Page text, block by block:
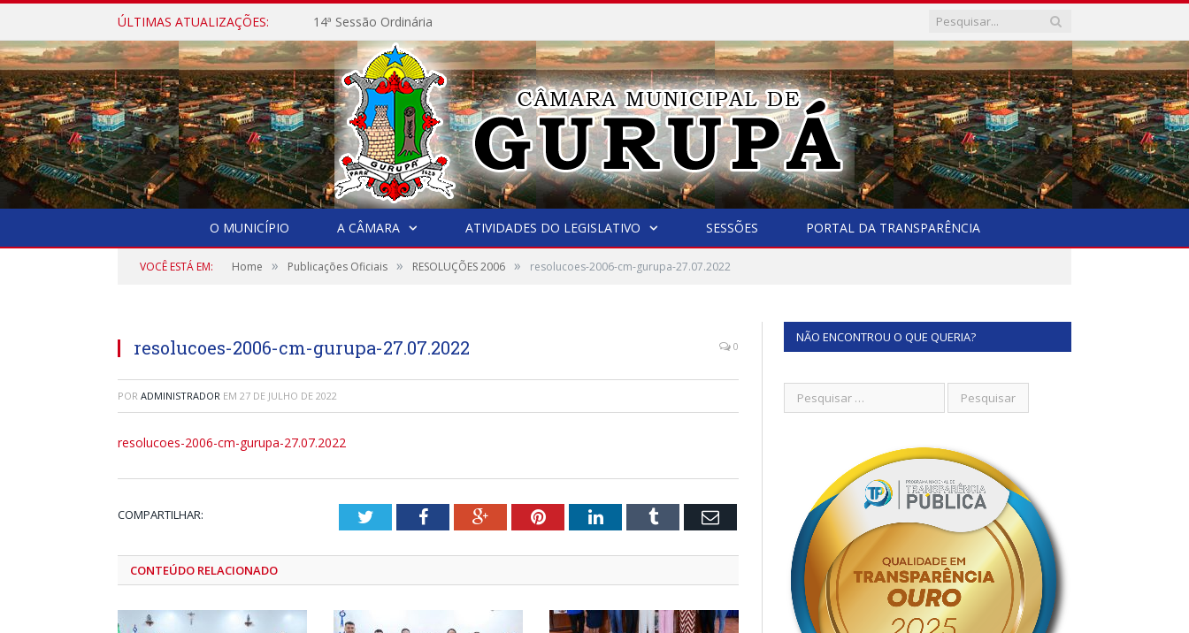
ÚLTIMAS ATUALIZAÇÕES: 14ª Sessão Ordinária
O MUNICÍPIO A CÂMARA ATIVIDADES DO LEGISLATIVO SESSÕES PORTAL DA TRANSPARÊNCIA
VOCÊ ESTÁ EM: Home » Publicações Oficiais » RESOLUÇÕES 2006 » resolucoes-2006-cm-gurupa-27.07.2022
resolucoes-2006-cm-gurupa-27.07.2022 0
POR ADMINISTRADOR EM 27 DE JULHO DE 2022
resolucoes-2006-cm-gurupa-27.07.2022
COMPARTILHAR: TwitterFacebookGoogle+PinterestLinkedInTumblr Email
CONTEÚDO RELACIONADO
NÃO ENCONTROU O QUE QUERIA?